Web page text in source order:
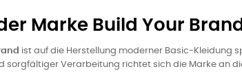
Marke Build Your
ist auf die Herstellung moderner Basic-Kleidung
sorgfältiger Verarbeitung richtet sich die Marke an